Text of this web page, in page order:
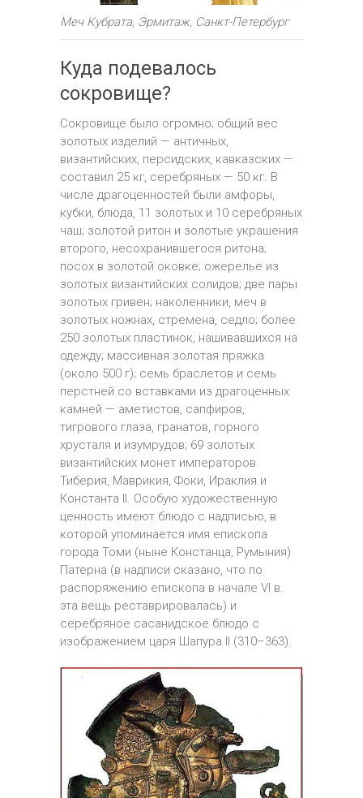
Меч Кубрата, Эрмитаж, Санкт-Петербург
Куда подевалось
сокровище?
Сокровище было огромно; общий вес
золотых изделий — античных,
византийских, персидских, кавказских —
составил 25 кг, серебряных — 50 кг. В
числе драгоценностей были амфоры,
кубки, блюда, 11 золотых и 10 серебряных
чаш; золотой ритон и золотые украшения
второго, несохранившегося ритона;
посох в золотой оковке; ожерелье из
золотых византийских солидов; две пары
золотых гривен; наколенники, меч в
золотых ножнах, стремена, седло; более
250 золотых пластинок, нашивавшихся на
одежду; массивная золотая пряжка
(около 500 г); семь браслетов и семь
перстней со вставками из драгоценных
камней — аметистов, сапфиров,
тигрового глаза, гранатов, горного
хрусталя и изумрудов; 69 золотых
византийских монет императоров
Тиберия, Маврикия, Фоки, Ираклия и
Константа II. Особую художественную
ценность имеют блюдо с надписью, в
которой упоминается имя епископа
города Томи (ныне Констанца, Румыния)
Патерна (в надписи сказано, что по
распоряжению епископа в начале VI в.
эта вещь реставрировалась) и
серебряное сасанидское блюдо с
изображением царя Шапура II (310–363).